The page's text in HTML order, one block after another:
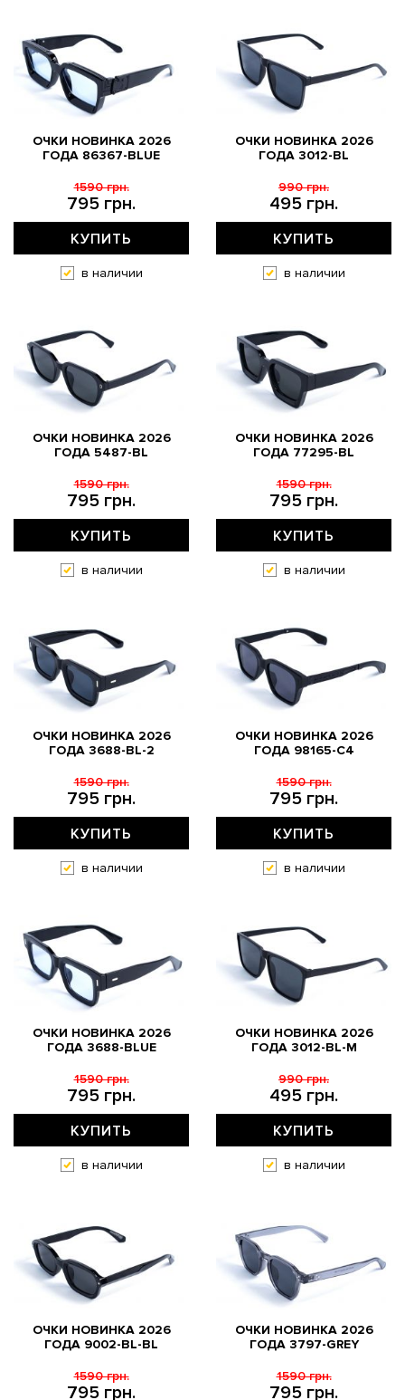
ОЧКИ НОВИНКА 2026
ГОДА 86367-BLUE
795 грн.
1590 грн.
КУПИТЬ
в наличии
ОЧКИ НОВИНКА 2026
ГОДА 3012-BL
495 грн.
990 грн.
КУПИТЬ
в наличии
ОЧКИ НОВИНКА 2026
ГОДА 5487-BL
795 грн.
1590 грн.
КУПИТЬ
в наличии
ОЧКИ НОВИНКА 2026
ГОДА 77295-BL
795 грн.
1590 грн.
КУПИТЬ
в наличии
ОЧКИ НОВИНКА 2026
ГОДА 3688-BL-2
795 грн.
1590 грн.
КУПИТЬ
в наличии
ОЧКИ НОВИНКА 2026
ГОДА 98165-C4
795 грн.
1590 грн.
КУПИТЬ
в наличии
ОЧКИ НОВИНКА 2026
ГОДА 3688-BLUE
795 грн.
1590 грн.
КУПИТЬ
в наличии
ОЧКИ НОВИНКА 2026
ГОДА 3012-BL-M
495 грн.
990 грн.
КУПИТЬ
в наличии
ОЧКИ НОВИНКА 2026
ГОДА 9002-BL-BL
795 грн.
1590 грн.
ОЧКИ НОВИНКА 2026
ГОДА 3797-GREY
795 грн.
1590 грн.